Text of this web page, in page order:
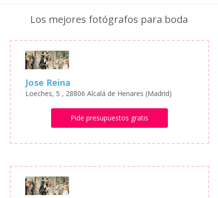
Los mejores fotógrafos para boda
Jose Reina
Loeches, 5 , 28806 Alcalá de Henares (Madrid)
Pide presupuestos gratis